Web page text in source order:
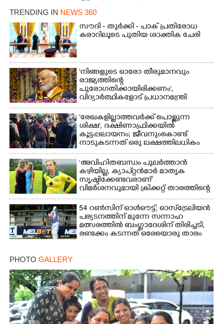
TRENDING IN NEWS 360
സൗദി - തുർക്കി - പാക് പ്രതിരോധ
കരാറിലൂടെ പുതിയ ശാക്തിക ചേരി
'നിങ്ങളുടെ ഓരോ തീരുമാനവും
രാജ്യത്തിന്റെ
പുരോഗതിക്കായിരിക്കണം',​
വിദ്യാർത്ഥികളോട് പ്രധാനമന്ത്രി
'രേഖകളില്ലാത്തവർക്ക് പൊള്ളുന്ന
ശിക്ഷ', ദക്ഷിണാഫ്രിക്കയിൽ
കൂട്ടപ്പലായനം; ജീവനുംകൊണ്ട്
നാടുകടന്നത് ഒരു ലക്ഷത്തിലധികം
പേർ
‘അവിഹിതബന്ധം പുലർത്താൻ
കഴിയില്ല,​ ക്യാപ്റ്റൻമാർ മാതൃക
സൃഷ്ടിക്കേണ്ടവരാണ്'
വിമർശനവുമായി ക്രിക്കറ്റ് താരത്തിന്റെ
ഭാര്യ
54 റൺസിന് ഓൾഔട്ട്; ഓസ്‌ട്രേലിയൻ
പര്യടനത്തിന് മുന്നേ സന്നാഹ
മത്സരത്തിൽ ബംഗ്ലാദേശിന് തിരിച്ചടി,
രണ്ടക്കം കടന്നത് ഒരേയൊരു താരം
PHOTO GALLERY